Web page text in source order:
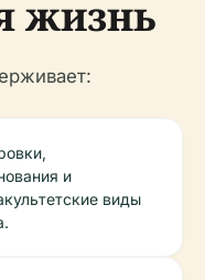
жизнь
и
виды